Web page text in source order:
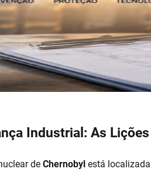
Industrial: As
deChernobyl está